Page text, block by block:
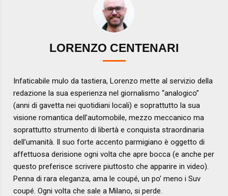
LORENZO CENTENARI
Infaticabile mulo da tastiera, Lorenzo mette al servizio della
redazione la sua esperienza nel giornalismo “analogico”
(anni di gavetta nei quotidiani locali) e soprattutto la sua
visione romantica dell’automobile, mezzo meccanico ma
soprattutto strumento di libertà e conquista straordinaria
dell’umanità. Il suo forte accento parmigiano è oggetto di
affettuosa derisione ogni volta che apre bocca (e anche per
questo preferisce scrivere piuttosto che apparire in video).
Penna di rara eleganza, ama le coupé, un po’ meno i Suv
coupé. Ogni volta che sale a Milano, si perde.